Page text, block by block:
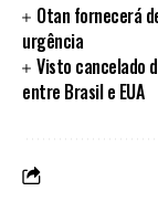
Otan fornecerá
urgência
Visto cancelado
entre Brasil e EUA